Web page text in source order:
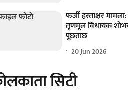
फर्जी हस्ताक्षर
तृणमूल विधायक
पूछताछ
20 Jun 2026
सिटी